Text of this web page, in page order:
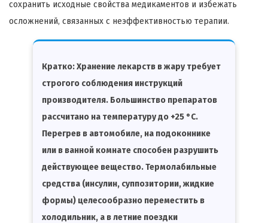
сохранить исходные свойства медикаментов и избежать
осложнений, связанных с неэффективностью терапии.
Кратко:Хранение лекарств в жару требует
строгого соблюдения инструкций
производителя. Большинство препаратов
рассчитано на температуру до +25 °C.
Перегрев в автомобиле, на подоконнике
или в ванной комнате способен разрушить
действующее вещество. Термолабильные
средства (инсулин, суппозитории, жидкие
формы) целесообразно переместить в
холодильник, а в летние поездки